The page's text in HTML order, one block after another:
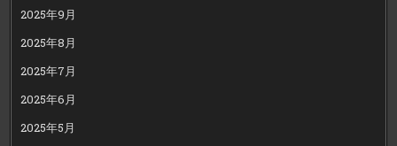
2025年9月
2025年8月
2025年7月
2025年6月
2025年5月